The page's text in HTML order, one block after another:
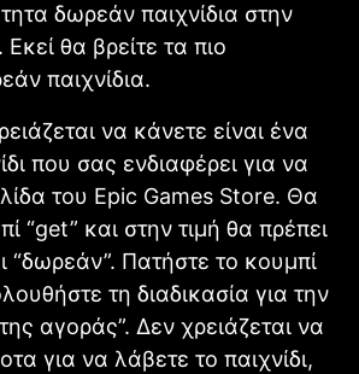
δωρεάν παιχνίδια στην
θα βρείτε τα πιο
παιχνίδια.
να κάνετε είναι ένα
που σας ενδιαφέρει για να
του Epic Games Store. Θα
“get” και στην τιμή θα πρέπει
“δωρεάν”. Πατήστε το κουμπί
τη διαδικασία για την
αγοράς”. Δεν χρειάζεται να
για να λάβετε το παιχνίδι,